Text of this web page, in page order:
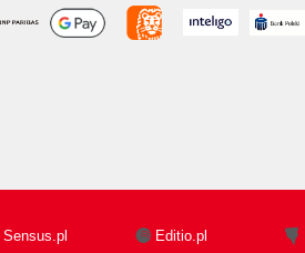
Sensus.pl Editio.pl